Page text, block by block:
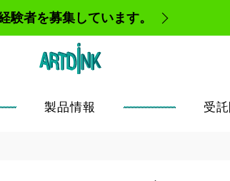
者を募集しています。
製品情報 受